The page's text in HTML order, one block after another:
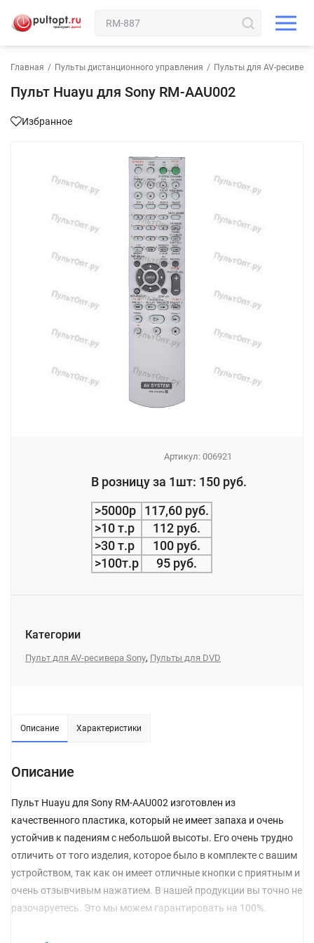
Главная / Пульты дистанционного управления / Пульты для AV-ресивера
Пульт Huayu для Sony RM-AAU002
Избранное
Артикул: 006921
В розницу за 1шт: 150 руб.
>5000р
117,60 руб.
>10 т.р
112 руб.
>30 т.р
100 руб.
>100т.р
95 руб.
Категории
Пульт для AV-ресивера Sony, Пульты для DVD
Описание Характеристики
Описание
Пульт Huayu для Sony RM-AAU002 изготовлен из
качественного пластика, который не имеет запаха и очень
устойчив к падениям с небольшой высоты. Его очень трудно
отличить от того изделия, которое было в комплекте с вашим
устройством, так как он имеет отличные кнопки с приятным и
очень отзывчивым нажатием. В нашей продукции вы точно не
разочаруетесь. Это мы можем гарантировать на 100%.
Перед покупкой обязательно обращайте внимание на то,